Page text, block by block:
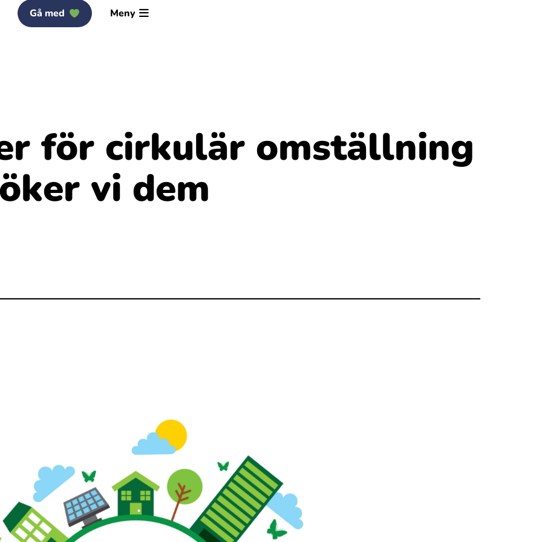
Gå med Meny
för cirkulär omställning
vi dem